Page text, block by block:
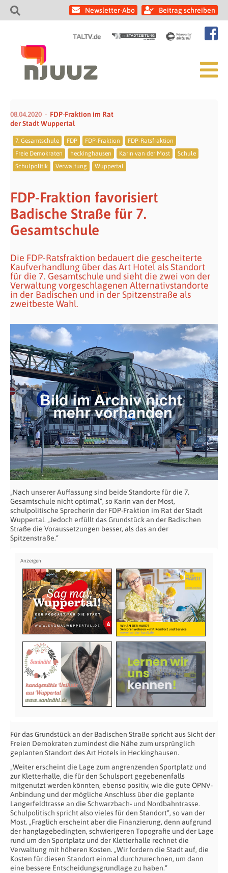
Newsletter-Abo Beitrag schreiben
08.04.2020
FDP-Fraktion im Rat
der Stadt Wuppertal
7. Gesamtschule FDP FDP-Fraktion
FDP-Ratsfraktion
Freie Demokraten
heckinghausen Karin van der Most
Schule
Schulpolitik
Verwaltung Wuppertal
FDP-Fraktion favorisiert
Badische Straße für 7.
Gesamtschule
Die FDP-Ratsfraktion bedauert die gescheiterte
Kaufverhandlung über das Art Hotel als Standort
für die 7. Gesamtschule und sieht die zwei von der
Verwaltung vorgeschlagenen Alternativstandorte
in der Badischen und in der Spitzenstraße als
zweitbeste Wahl.
„Nach unserer Auffassung sind beide Standorte für die 7.
Gesamtschule nicht optimal“, so Karin van der Most,
schulpolitische Sprecherin der FDP-Fraktion im Rat der Stadt
Wuppertal. „Jedoch erfüllt das Grundstück an der Badischen
Straße die Voraussetzungen besser, als das an der
Spitzenstraße.“
Für das Grundstück an der Badischen Straße spricht aus Sicht der
Freien Demokraten zumindest die Nähe zum ursprünglich
geplanten Standort des Art Hotels in Heckinghausen.
„Weiter erscheint die Lage zum angrenzenden Sportplatz und
zur Kletterhalle, die für den Schulsport gegebenenfalls
mitgenutzt werden könnten, ebenso positiv, wie die gute ÖPNV-
Anbindung und der mögliche Anschluss über die geplante
Langerfeldtrasse an die Schwarzbach- und Nordbahntrasse.
Schulpolitisch spricht also vieles für den Standort“, so van der
Most. „Fraglich erscheint aber die Finanzierung, denn aufgrund
der hanglagebedingten, schwierigeren Topografie und der Lage
rund um den Sportplatz und der Kletterhalle rechnet die
Verwaltung mit höheren Kosten. „Wir fordern die Stadt auf, die
Kosten für diesen Standort einmal durchzurechnen, um dann
eine bessere Entscheidungsgrundlage zu haben.“